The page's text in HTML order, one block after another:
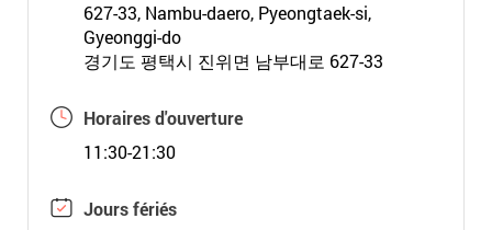
627-33, Nambu-daero, Pyeongtaek-si,
Gyeonggi-do
경기도 평택시 진위면 남부대로 627-33
Horaires d'ouverture
11:30-21:30
Jours fériés